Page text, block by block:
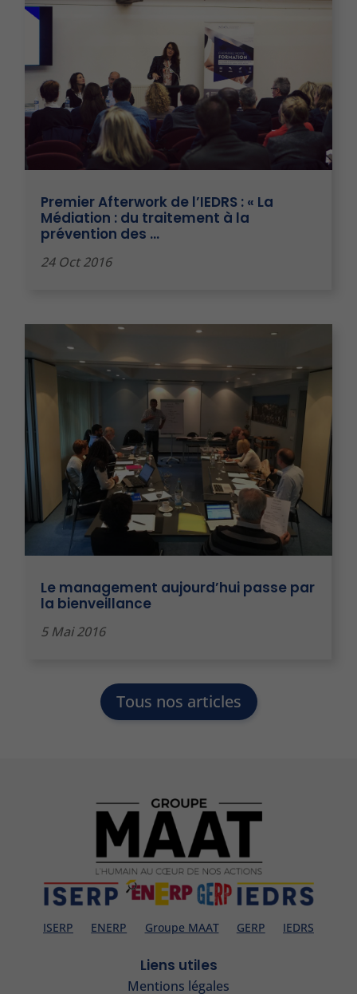
Premier Afterwork de l’IEDRS : « La
Médiation : du traitement à la
prévention des …
24 Oct 2016
Le management aujourd’hui passe par
la bienveillance
5 Mai 2016
Tous nos articles
ISERP ENERP Groupe MAAT GERP IEDRS
Liens utiles
Mentions légales